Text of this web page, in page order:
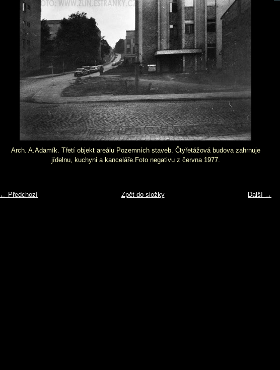
Arch. A.Adamík. Třetí objekt areálu Pozemních staveb. Čtyřetážová budova zahrnuje
jídelnu, kuchyni a kanceláře.Foto negativu z června 1977.
← Předchozí Další →
Zpět do složky